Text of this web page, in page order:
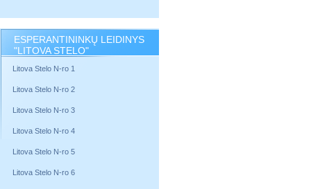
ESPERANTININKŲ LEIDINYS
"LITOVA STELO"
Litova Stelo N-ro 1
Litova Stelo N-ro 2
Litova Stelo N-ro 3
Litova Stelo N-ro 4
Litova Stelo N-ro 5
Litova Stelo N-ro 6